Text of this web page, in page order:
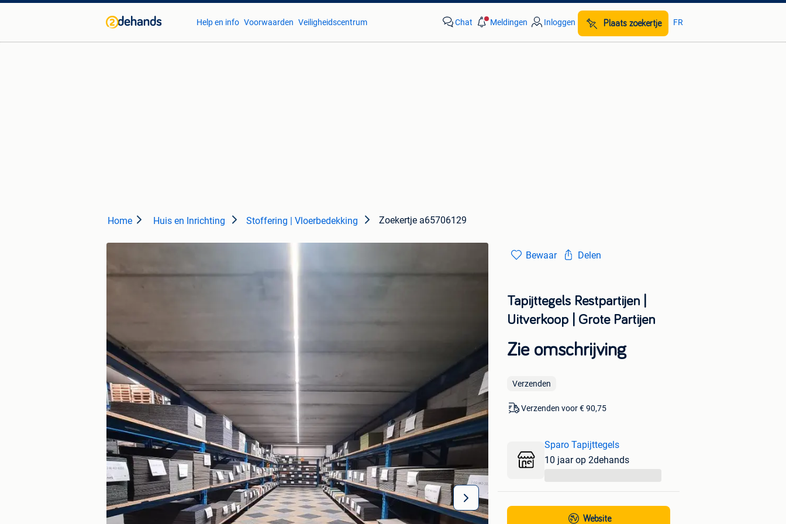
Help en info Voorwaarden Veiligheidscentrum Chat Meldingen Inloggen Plaats zoekertje FR
Home Huis en Inrichting Stoffering | Vloerbedekking Zoekertje a65706129
Bewaar Delen
Tapijttegels Restpartijen |
Uitverkoop | Grote Partijen
Zie omschrijving
Verzenden
Verzenden voor € 90,75
Sparo Tapijttegels
10 jaar op 2dehands
Website